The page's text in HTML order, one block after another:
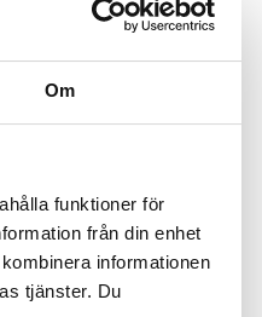
Om
funktioner för
från din enhet
informationen
tjänster. Du
-